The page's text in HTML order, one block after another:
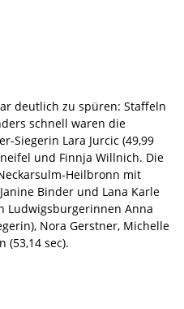
deutlich zu spüren: Staffeln
schnell waren die
Siegerin Lara Jurcic (49,99
und Finnja Willnich. Die
Heilbronn mit
Binder und Lana Karle
Ludwigsburgerinnen Anna
Nora Gerstner, Michelle
(53,14 sec).